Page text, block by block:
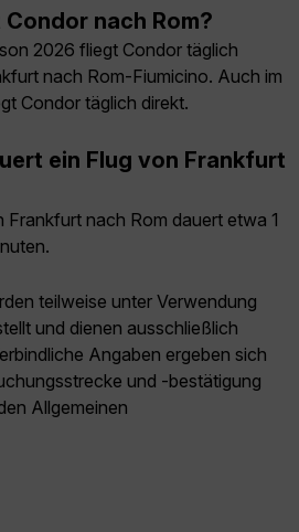
nach Rom?
2026 fliegt Condor täglich
nach Rom-Fiumicino. Auch im
Condor täglich direkt.
ein Flug von Frankfurt
Frankfurt nach Rom dauert etwa 1
teilweise unter Verwendung
und dienen ausschließlich
Angaben ergeben sich
und -bestätigung
Allgemeinen